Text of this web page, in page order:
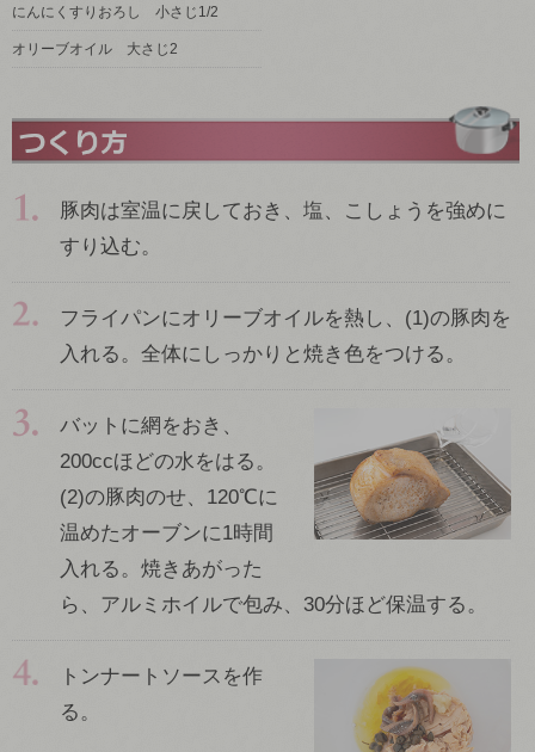
にんにくすりおろし 小さじ1/2
オリーブオイル 大さじ2
豚肉は室温に戻しておき、塩、こしょうを強めに
すり込む。
フライパンにオリーブオイルを熱し、(1)の豚肉を
入れる。全体にしっかりと焼き色をつける。
バットに網をおき、
200ccほどの水をはる。
(2)の豚肉のせ、120℃に
温めたオーブンに1時間
入れる。焼きあがった
ら、アルミホイルで包み、30分ほど保温する。
トンナートソースを作
る。